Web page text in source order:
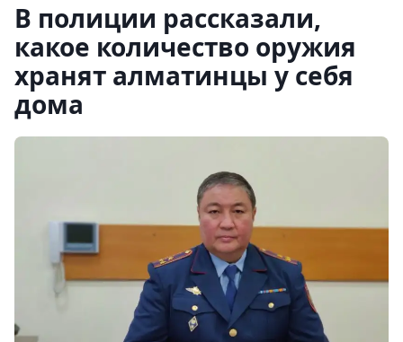
В полиции рассказали,
какое количество оружия
хранят алматинцы у себя
дома